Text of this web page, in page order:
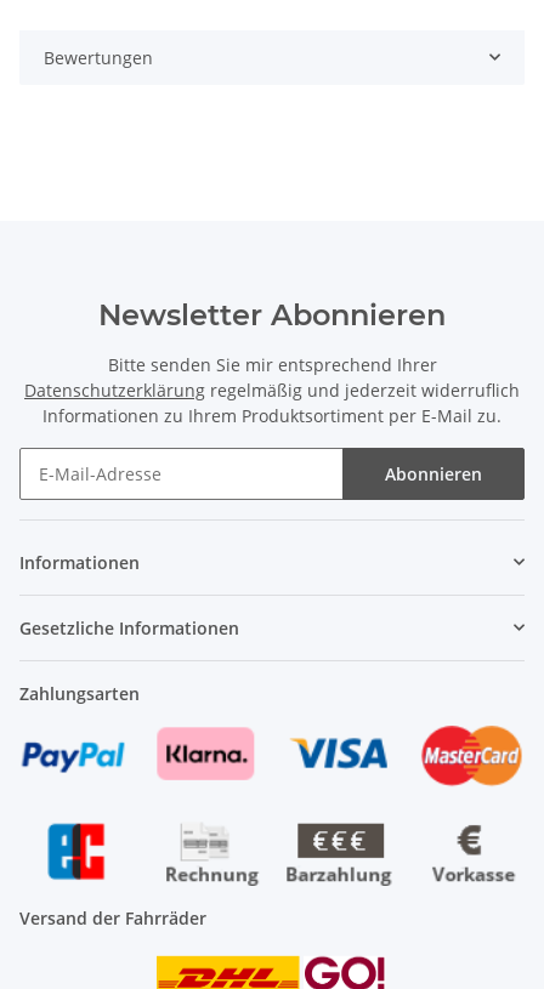
Bewertungen
Newsletter Abonnieren
Bitte senden Sie mir entsprechend Ihrer
Datenschutzerklärung regelmäßig und jederzeit widerruflich
Informationen zu Ihrem Produktsortiment per E-Mail zu.
Abonnieren
Informationen
Gesetzliche Informationen
Zahlungsarten
Versand der Fahrräder